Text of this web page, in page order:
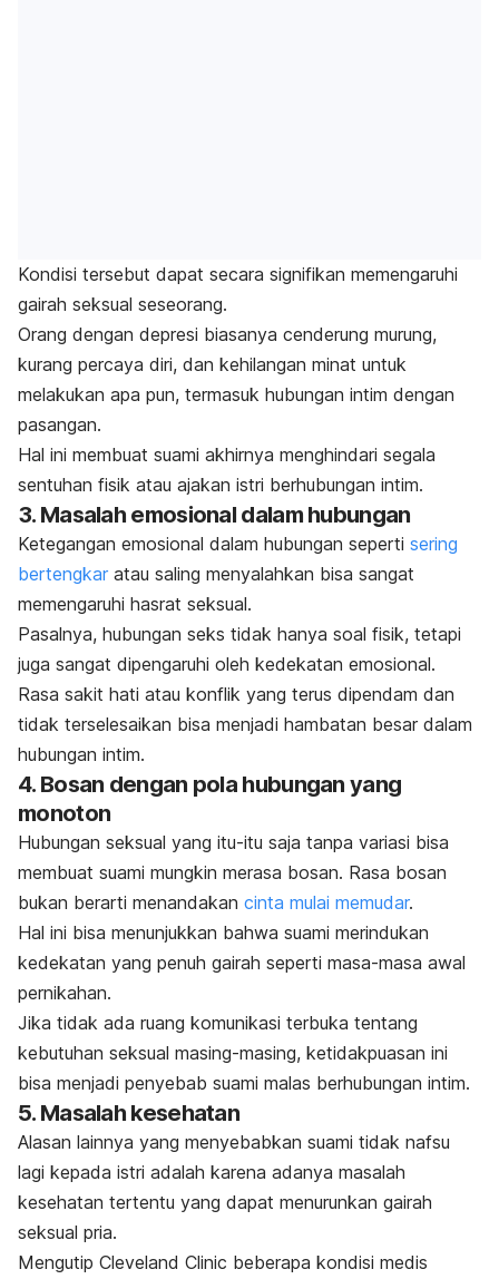
Kondisi tersebut dapat secara signifikan memengaruhi
gairah seksual seseorang.
Orang dengan depresi biasanya cenderung murung,
kurang percaya diri, dan kehilangan minat untuk
melakukan apa pun, termasuk hubungan intim dengan
pasangan.
Hal ini membuat suami akhirnya menghindari segala
sentuhan fisik atau ajakan istri berhubungan intim.
3. Masalah emosional dalam hubungan
Ketegangan emosional dalam hubungan seperti sering
bertengkar atau saling menyalahkan bisa sangat
memengaruhi hasrat seksual.
Pasalnya, hubungan seks tidak hanya soal fisik, tetapi
juga sangat dipengaruhi oleh kedekatan emosional.
Rasa sakit hati atau konflik yang terus dipendam dan
tidak terselesaikan bisa menjadi hambatan besar dalam
hubungan intim.
4. Bosan dengan pola hubungan yang
monoton
Hubungan seksual yang itu-itu saja tanpa variasi bisa
membuat suami mungkin merasa bosan. Rasa bosan
bukan berarti menandakan cinta mulai memudar.
Hal ini bisa menunjukkan bahwa suami merindukan
kedekatan yang penuh gairah seperti masa-masa awal
pernikahan.
Jika tidak ada ruang komunikasi terbuka tentang
kebutuhan seksual masing-masing, ketidakpuasan ini
bisa menjadi penyebab suami malas berhubungan intim.
5. Masalah kesehatan
Alasan lainnya yang menyebabkan suami tidak nafsu
lagi kepada istri adalah karena adanya masalah
kesehatan tertentu yang dapat menurunkan gairah
seksual pria.
Mengutip Cleveland Clinic beberapa kondisi medis